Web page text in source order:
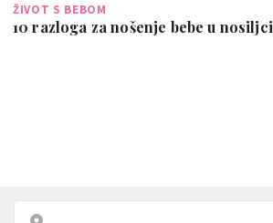
ŽIVOT S BEBOM
10 razloga za nošenje bebe u nosiljci